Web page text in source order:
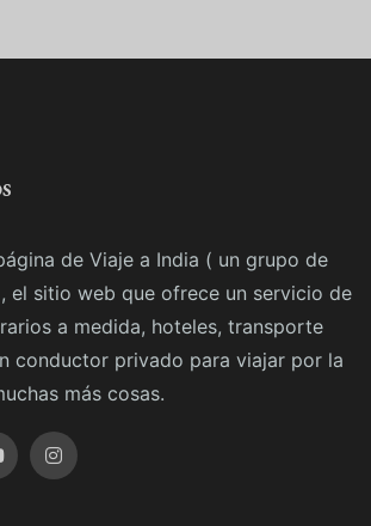
de Viaje a India ( un grupo de
, el sitio web que ofrece un servicio de
a medida, hoteles, transporte
conductor privado para viajar por la
más cosas.